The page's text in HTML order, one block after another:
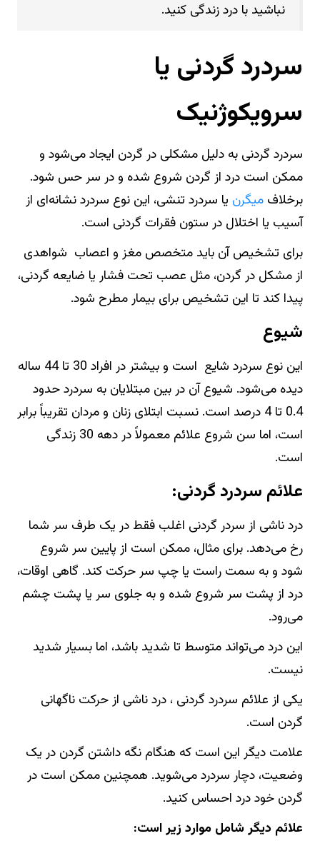
نباشید با درد زندگی کنید.
سردرد گردنی یا
سرویکوژنیک
سردرد گردنی به دلیل مشکلی در گردن ایجاد می‌شود و
ممکن است درد از گردن شروع شده و در سر حس شود.
برخلاف میگرن یا سردرد تنشی، این نوع سردرد نشانه‌ای از
آسیب یا اختلال در ستون فقرات گردنی است.
برای تشخیص آن باید متخصص مغز و اعصاب شواهدی
از مشکل در گردن، مثل عصب تحت فشار یا ضایعه گردنی،
پیدا کند تا این تشخیص برای بیمار مطرح شود.
شیوع
این نوع سردرد شایع است و بیشتر در افراد 30 تا 44 ساله
دیده می‌شود. شیوع آن در بین مبتلایان به سردرد حدود
0.4 تا 4 درصد است. نسبت ابتلای زنان و مردان تقریباً برابر
است، اما سن شروع علائم معمولاً در دهه 30 زندگی
است.
علائم سردرد گردنی:
درد ناشی از سردر گردنی اغلب فقط در یک طرف سر شما
رخ می‌دهد. برای مثال، ممکن است از پایین سر شروع
شود و به سمت راست یا چپ سر حرکت کند. گاهی اوقات،
درد از پشت سر شروع شده و به جلوی سر یا پشت چشم
می‌رود.
این درد می‌تواند متوسط تا شدید باشد، اما بسیار شدید
نیست.
یکی از علائم سردرد گردنی ، درد ناشی از حرکت ناگهانی
گردن است.
علامت دیگر این است که هنگام نگه داشتن گردن در یک
وضعیت، دچار سردرد می‌شوید. همچنین ممکن است در
گردن خود درد احساس کنید.
علائم دیگر شامل موارد زیر است: